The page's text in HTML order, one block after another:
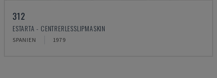
312
ESTARTA - CENTRERLESSLIPMASKIN
SPANIEN 1979